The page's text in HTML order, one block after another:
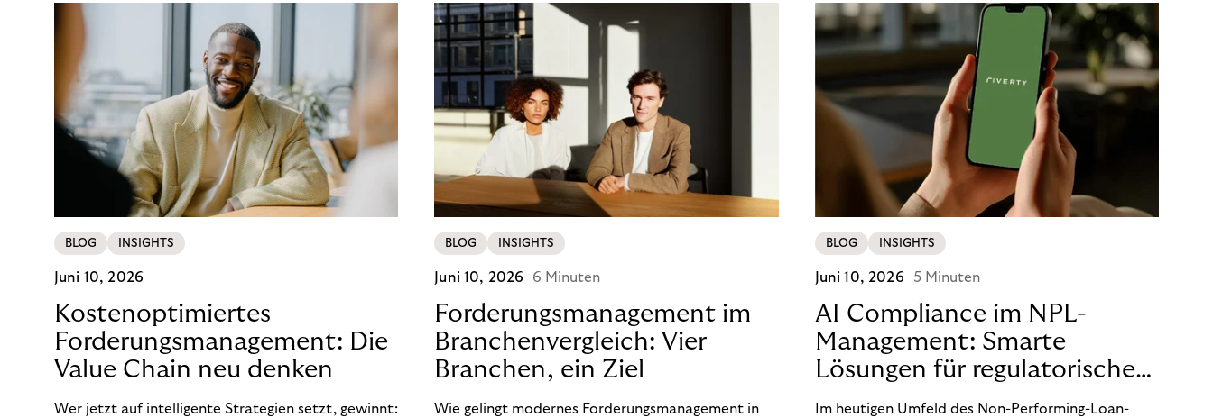
BLOG INSIGHTS
Juni 10, 2026
Kostenoptimiertes
Forderungsmanagement: Die
Value Chain neu denken
Wer jetzt auf intelligente Strategien setzt, gewinnt:
BLOG INSIGHTS
Juni 10, 2026 6 Minuten
Forderungsmanagement im
Branchenvergleich: Vier
Branchen, ein Ziel
Wie gelingt modernes Forderungsmanagement in
BLOG INSIGHTS
Juni 10, 2026 5 Minuten
AI Compliance im NPL-
Management: Smarte
Lösungen für regulatorische
Sicherheit
Im heutigen Umfeld des Non-Performing-Loan-